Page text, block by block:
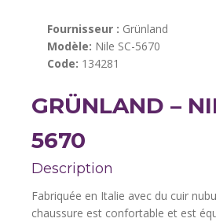
Fournisseur : Grünland
Modèle: Nile SC-5670
Code: 134281
GRÜNLAND –
5670
Description
Fabriquée en Italie avec du cuir
chaussure est confortable et est